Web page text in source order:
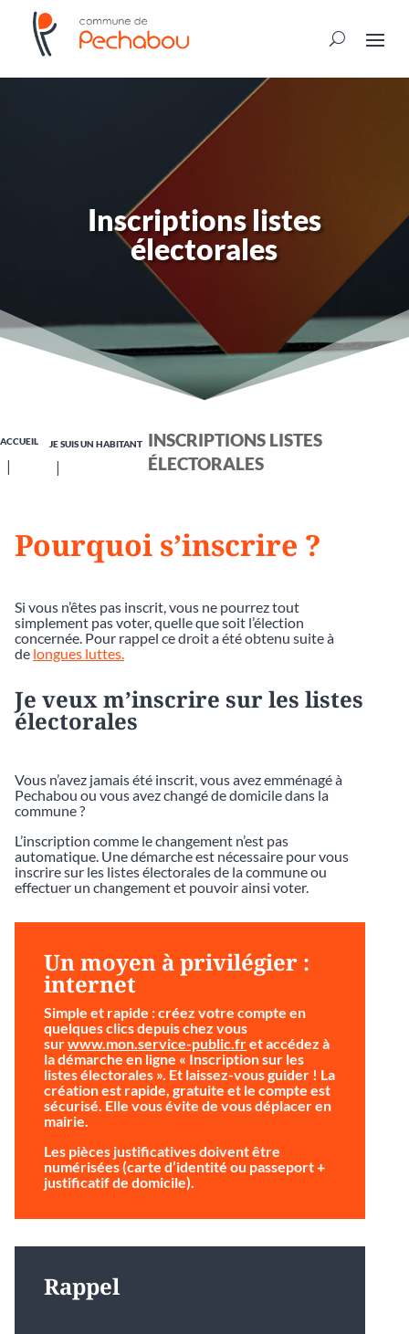
Inscriptions listes
électorales
ACCUEIL JE SUIS UN HABITANT
INSCRIPTIONS LISTES
ÉLECTORALES
Pourquoi s’inscrire ?
Si vous n’êtes pas inscrit, vous ne pourrez tout
simplement pas voter, quelle que soit l’élection
concernée. Pour rappel ce droit a été obtenu suite à
de longues luttes.
Je veux m’inscrire sur les listes
électorales
Vous n’avez jamais été inscrit, vous avez emménagé à
Pechabou ou vous avez changé de domicile dans la
commune ?
L’inscription comme le changement n’est pas
automatique. Une démarche est nécessaire pour vous
inscrire sur les listes électorales de la commune ou
effectuer un changement et pouvoir ainsi voter.
Un moyen à privilégier :
internet
Simple et rapide : créez votre compte en
quelques clics depuis chez vous
surwww.mon.service-public.fret accédez à
la démarche en ligne « Inscription sur les
listes électorales ». Et laissez-vous guider ! La
création est rapide, gratuite et le compte est
sécurisé. Elle vous évite de vous déplacer en
mairie.
Les pièces justificatives doivent être
numérisées (carte d’identité ou passeport +
justificatif de domicile).
Rappel